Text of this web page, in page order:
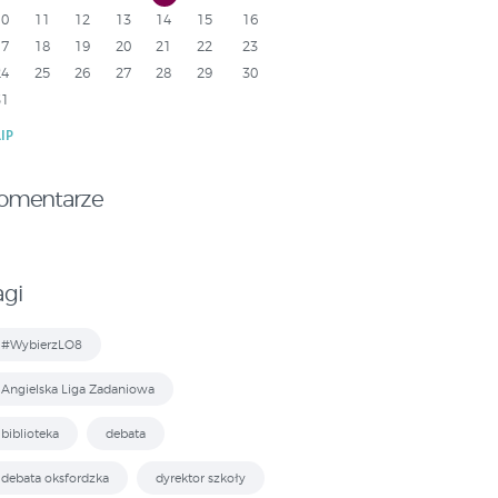
11 12 13 14 15
16
18 19 20 21 22
23
25 26 27 28 29
30
#WybierzLO8
Angielska Liga Zadaniowa
biblioteka debata
debata oksfordzka dyrektor szkoły